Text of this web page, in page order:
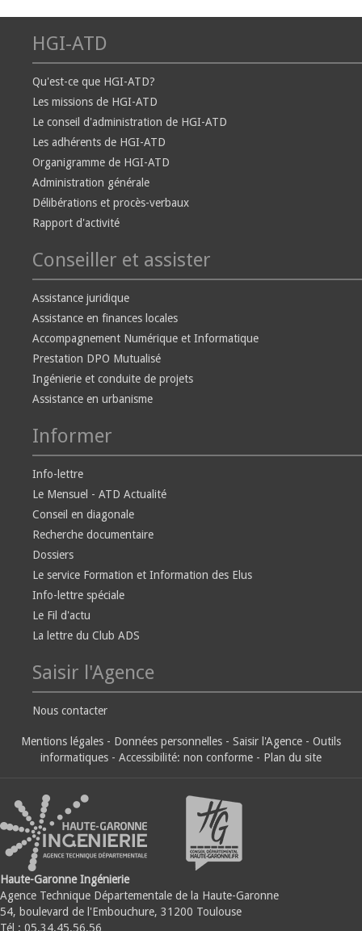
HGI-ATD
Qu'est-ce que HGI-ATD?
Les missions de HGI-ATD
Le conseil d'administration de HGI-ATD
Les adhérents de HGI-ATD
Organigramme de HGI-ATD
Administration générale
Délibérations et procès-verbaux
Rapport d'activité
Conseiller et assister
Assistance juridique
Assistance en finances locales
Accompagnement Numérique et Informatique
Prestation DPO Mutualisé
Ingénierie et conduite de projets
Assistance en urbanisme
Informer
Info-lettre
Le Mensuel - ATD Actualité
Conseil en diagonale
Recherche documentaire
Dossiers
Le service Formation et Information des Elus
Info-lettre spéciale
Le Fil d'actu
La lettre du Club ADS
Saisir l'Agence
Nous contacter
Mentions légales - Données personnelles - Saisir l'Agence - Outils
informatiques - Accessibilité: non conforme - Plan du site
Haute-Garonne Ingénierie
Agence Technique Départementale de la Haute-Garonne
54, boulevard de l'Embouchure, 31200 Toulouse
Tél : 05.34.45.56.56